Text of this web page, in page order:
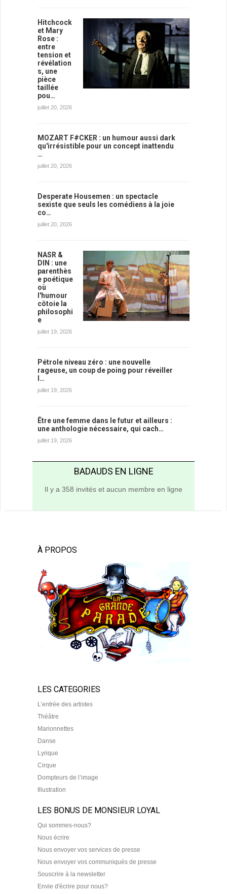
Hitchcock
et Mary
Rose :
entre
tension et
révélation
s, une
pièce
taillée
pou…
juillet 20, 2026
MOZART F#CKER : un humour aussi dark
qu'irrésistible pour un concept inattendu
…
juillet 20, 2026
Desperate Housemen : un spectacle
sexiste que seuls les comédiens à la joie
co…
juillet 20, 2026
NASR &
DIN : une
parenthès
e poétique
où
l'humour
côtoie la
philosophi
e
juillet 19, 2026
Pétrole niveau zéro : une nouvelle
rageuse, un coup de poing pour réveiller
l…
juillet 19, 2026
Être une femme dans le futur et ailleurs :
une anthologie nécessaire, qui cach…
juillet 19, 2026
BADAUDS EN LIGNE
Il y a 358 invités et aucun membre en ligne
À PROPOS
LES CATEGORIES
L’entrée des artistes
Théâtre
Marionnettes
Danse
Lyrique
Cirque
Dompteurs de l’image
Illustration
LES BONUS DE MONSIEUR LOYAL
Qui sommes-nous?
Nous écrire
Nous envoyer vos services de presse
Nous envoyer vos communiqués de presse
Souscrire à la newsletter
Envie d'écrire pour nous?